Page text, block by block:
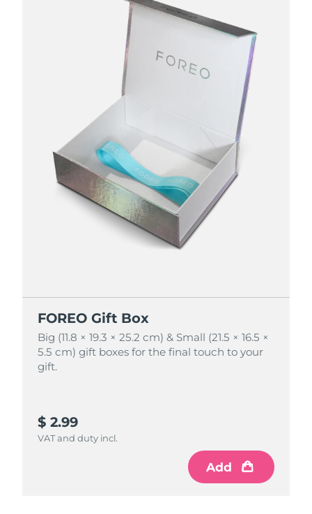
FOREO Gift Box
Big (11.8 × 19.3 × 25.2 cm) & Small (21.5 × 16.5 ×
5.5 cm) gift boxes for the final touch to your
gift.
$ 2.99
VAT and duty incl.
Add
FOREO Gift Box
Big (11.8 × 19.3 × 25.2 cm) & Small (21.5 × 16.5 ×
5.5 cm) gift boxes for the final touch to your
gift.
$ 4.99
VAT and duty incl.
Add